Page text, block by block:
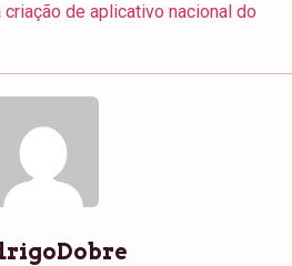
de aplicativo nacional do